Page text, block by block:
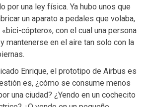
por una ley física. Ya hubo unos que
un aparato a pedales que volaba,
cóptero», con el cual una persona
mantenerse en el aire tan solo con la
Enrique, el prototipo de Airbus es
es, ¿cómo se consume menos
una ciudad? ¿Yendo en un cochecito